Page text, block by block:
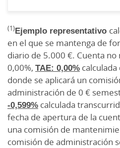
(1)Ejemplo representativo
en el que se mantenga de
diario de 5.000 €. Cuenta
0,00%, TAE: 0,00%
donde se aplicará un
administración de 0 €
-0,599% calculada
fecha de apertura de la
una comisión de
comisión de administración